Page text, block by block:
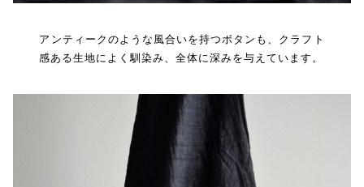
アンティークのような風合いを持つボタンも、クラフト
感ある生地によく馴染み、全体に深みを与えています。